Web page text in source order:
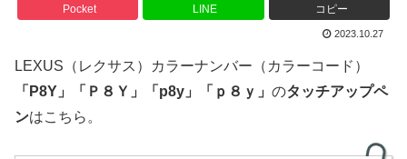
Pocket LINE コピー
2023.10.27
LEXUS（レクサス）カラーナンバー（カラーコード）
「 P8Y 」 「Ｐ８Ｙ」 「p8y」「ｐ８ｙ」 のタッチアップペ
ンはこちら。